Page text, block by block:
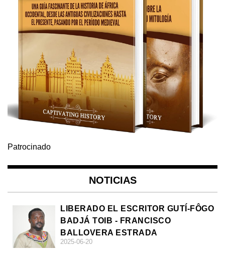
Patrocinado
NOTICIAS
LIBERADO EL ESCRITOR GUTÍ-FÔGO
BADJÁ TOIB - FRANCISCO
BALLOVERA ESTRADA
2025-06-20